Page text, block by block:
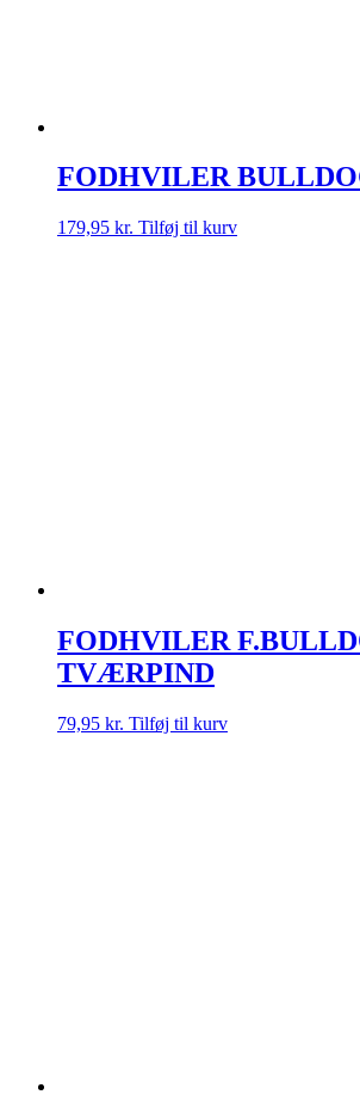
FODHVILER
179,95 kr. Tilføj til kurv
FODHVILER
TVÆRPIND
79,95 kr. Tilføj til kurv